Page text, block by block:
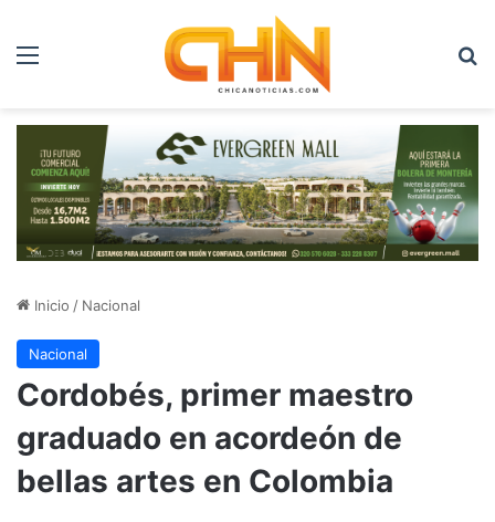
Menú
Inicio / Nacional
Nacional
Cordobés, primer maestro
graduado en acordeón de
bellas artes en Colombia